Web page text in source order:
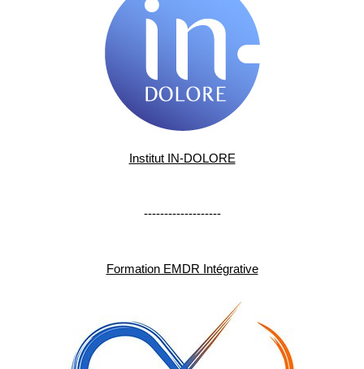
Institut IN-DOLORE
-------------------
Formation EMDR Intégrative